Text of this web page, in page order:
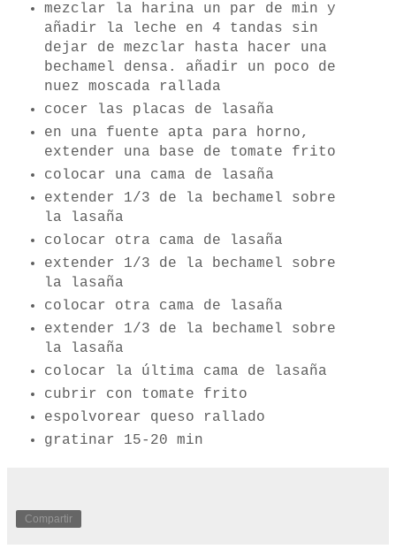
mezclar la harina un par de min y
añadir la leche en 4 tandas sin
dejar de mezclar hasta hacer una
bechamel densa. añadir un poco de
nuez moscada rallada
cocer las placas de lasaña
en una fuente apta para horno,
extender una base de tomate frito
colocar una cama de lasaña
extender 1/3 de la bechamel sobre
la lasaña
colocar otra cama de lasaña
extender 1/3 de la bechamel sobre
la lasaña
colocar otra cama de lasaña
extender 1/3 de la bechamel sobre
la lasaña
colocar la última cama de lasaña
cubrir con tomate frito
espolvorear queso rallado
gratinar 15-20 min
Compartir